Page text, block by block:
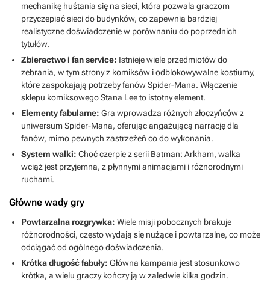
mechanikę huśtania się na sieci, która pozwala graczom
przyczepiać sieci do budynków, co zapewnia bardziej
realistyczne doświadczenie w porównaniu do poprzednich
tytułów.
Zbieractwo i fan service: Istnieje wiele przedmiotów do
zebrania, w tym strony z komiksów i odblokowywalne kostiumy,
które zaspokajają potrzeby fanów Spider-Mana. Włączenie
sklepu komiksowego Stana Lee to istotny element.
Elementy fabularne: Gra wprowadza różnych złoczyńców z
uniwersum Spider-Mana, oferując angażującą narrację dla
fanów, mimo pewnych zastrzeżeń co do wykonania.
System walki: Choć czerpie z serii Batman: Arkham, walka
wciąż jest przyjemna, z płynnymi animacjami i różnorodnymi
ruchami.
Główne wady gry
Powtarzalna rozgrywka: Wiele misji pobocznych brakuje
różnorodności, często wydają się nużące i powtarzalne, co może
odciągać od ogólnego doświadczenia.
Krótka długość fabuły: Główna kampania jest stosunkowo
krótka, a wielu graczy kończy ją w zaledwie kilka godzin.